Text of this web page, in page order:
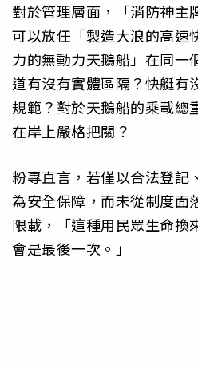
對於管理層面，「消防神主
可以放任「製造大浪的高速
力的無動力天鵝船」在同一
道有沒有實體區隔？快艇有
規範？對於天鵝船的乘載總
在岸上嚴格把關？
粉專直言，若僅以合法登記
為安全保障，而未從制度面
限載，「這種用民眾生命換
會是最後一次。」